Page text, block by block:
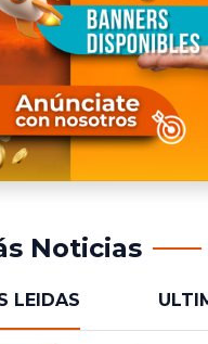
Los Agentes
Prevén Que El
Mercado De La
España
Noticias
LEIDAS